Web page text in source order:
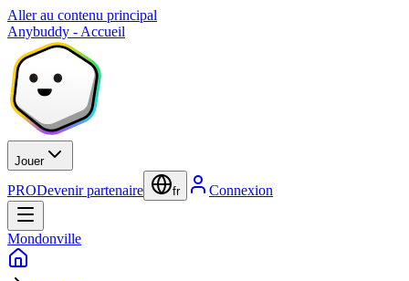
Aller au contenu principal
Anybuddy - Accueil
Jouer
PRODevenir partenaire fr Connexion
Mondonville